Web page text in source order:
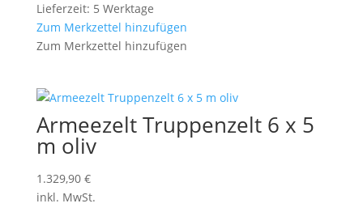
Lieferzeit: 5 Werktage
Zum Merkzettel hinzufügen
Zum Merkzettel hinzufügen
Armeezelt Truppenzelt 6 x 5
m oliv
1.329,90 €
inkl. MwSt.